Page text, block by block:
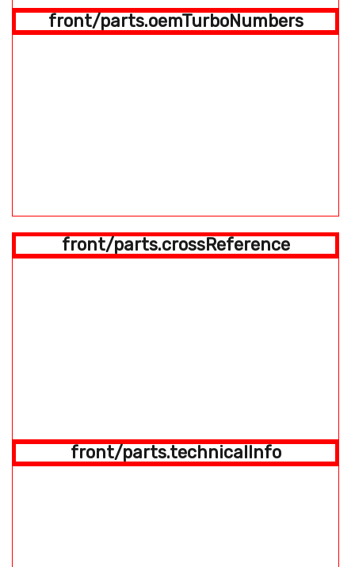
front/parts.oemTurboNumbers
front/parts.crossReference
front/parts.technicalInfo